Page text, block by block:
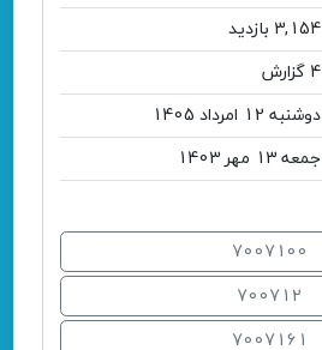
3,154 بازدید
4 گزارش
دوشنبه 12 امرداد 1405
جمعه 13 مهر 1403
7007100
700712
7007161